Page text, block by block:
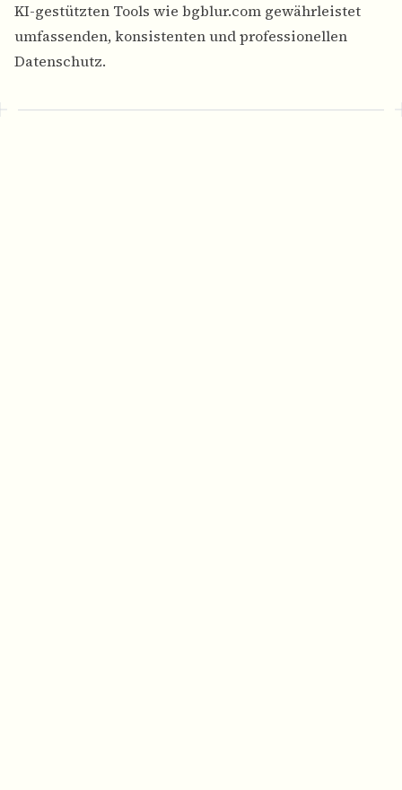
KI-gestützten Tools wie bgblur.com gewährleistet
umfassenden, konsistenten und professionellen
Datenschutz.